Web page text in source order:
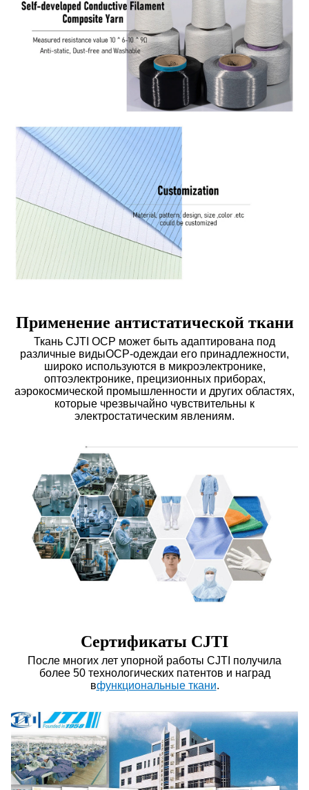
Применение антистатической ткани
Ткань CJTI ОСР может быть адаптирована под
различные видыОСР-одеждаи его принадлежности,
широко используются в микроэлектронике,
оптоэлектронике, прецизионных приборах,
аэрокосмической промышленности и других областях,
которые чрезвычайно чувствительны к
электростатическим явлениям.
Сертификаты CJTI
После многих лет упорной работы CJTI получила
более 50 технологических патентов и наград
вфункциональные ткани.